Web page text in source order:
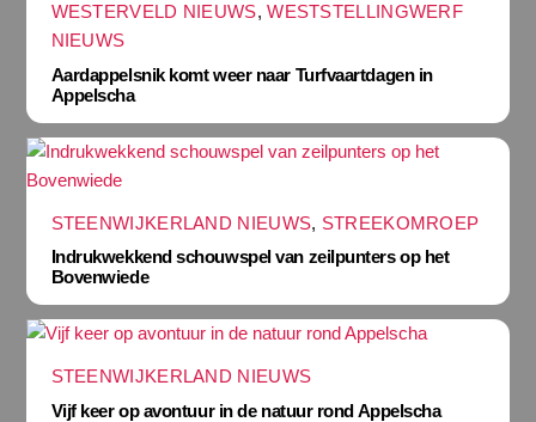
WESTERVELD NIEUWS,WESTSTELLINGWERF
NIEUWS
Aardappelsnik komt weer naar Turfvaartdagen in
Appelscha
STEENWIJKERLAND NIEUWS, STREEKOMROEP
Indrukwekkend schouwspel van zeilpunters op het
Bovenwiede
STEENWIJKERLAND NIEUWS
Vijf keer op avontuur in de natuur rond Appelscha